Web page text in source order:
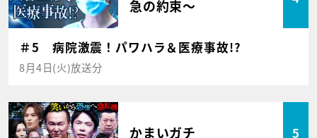
急の約束～
＃5 病院激震！パワハラ＆医療事故!?
8月4日(火)放送分
かまいガチ 5